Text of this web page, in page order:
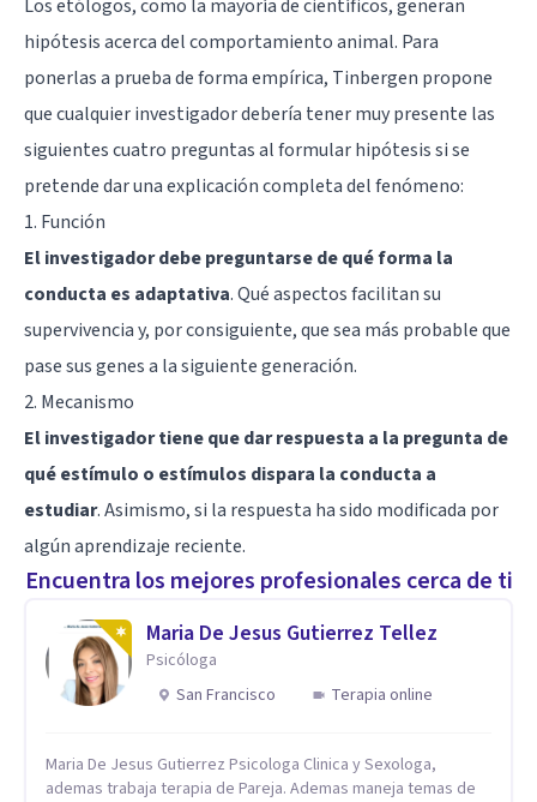
Los etólogos, como la mayoría de científicos, generan
hipótesis acerca del comportamiento animal. Para
ponerlas a prueba de forma empírica, Tinbergen propone
que cualquier investigador debería tener muy presente las
siguientes cuatro preguntas al formular hipótesis si se
pretende dar una explicación completa del fenómeno:
1. Función
El investigador debe preguntarse de qué forma la
conducta es adaptativa. Qué aspectos facilitan su
supervivencia y, por consiguiente, que sea más probable que
pase sus genes a la siguiente generación.
2. Mecanismo
El investigador tiene que dar respuesta a la pregunta de
qué estímulo o estímulos dispara la conducta a
estudiar. Asimismo, si la respuesta ha sido modificada por
algún aprendizaje reciente.
Encuentra los mejores profesionales cerca de ti
Maria De Jesus Gutierrez Tellez
Psicóloga
San Francisco
Terapia online
Maria De Jesus Gutierrez Psicologa Clinica y Sexologa,
ademas trabaja terapia de Pareja. Ademas maneja temas de